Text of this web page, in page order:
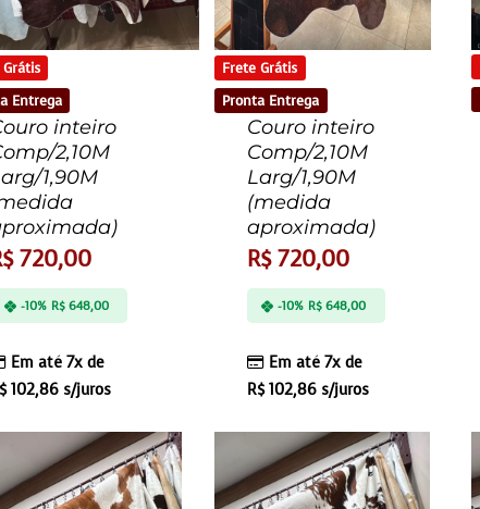
Entrega
inteiro
2,10M
1,90M
720,00
Em até 7x de
102,86 s/juros
-10% R$648,00
Frete Grátis
Pronta Entrega
Couro inteiro
Comp/2,10M
Larg/1,90M
(medida
aproximada)
R$720,00
Em até 7x de
R$102,86s/juros
-10% R$ 648,00